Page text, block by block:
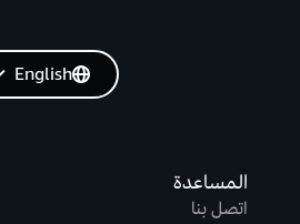
المساعدة
اتصل بنا
English